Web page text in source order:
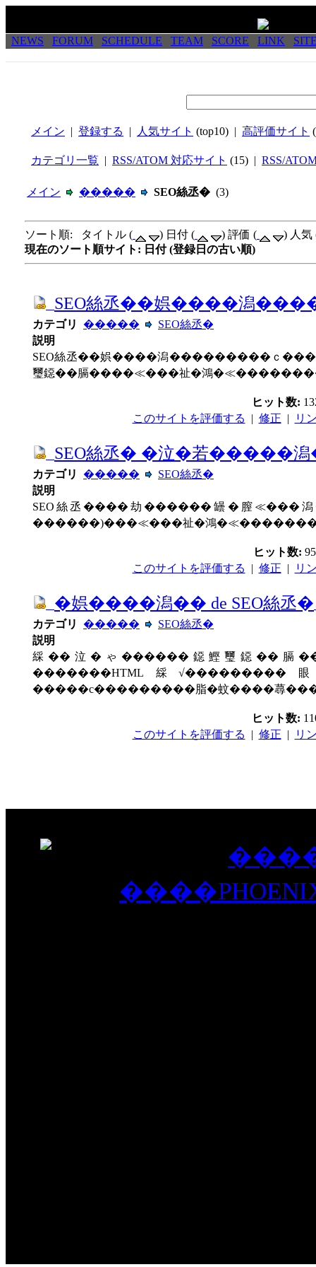
NEWS FORUM SCHEDULE TEAM SCORE LINK
メイン | 登録する | 人気サイト (top10) | 高評価サイト
カテゴリ一覧 | RSS/ATOM 対応サイト (15) | RSS/
メイン ����� SEO絲丞� (3)
ソート順: タイトル ( ) 日付 ( ) 評価 (
) 人気
現在のソート順サイト: 日付 (登録日の古い順)
SEO絲丞��娯����潟
カテゴリ �����
SEO絲丞�
説明
SEO絲丞��娯����潟���������ｃ
璽鐚��膈����≪���祉�鴻
ヒット数:
このサイトを評価する | 修正 | リ
SEO絲丞� �泣�若�����
カテゴリ �����
SEO絲丞�
説明
SEO絲丞����劫������罎�膣≪���
������)���≪���祉�鴻
ヒット数:
このサイトを評価する | 修正 | リ
�娯����潟�� de SEO絲丞�
カテゴリ �����
SEO絲丞�
説明
綵��泣�ゃ������鐚鰹璽鐚��膈
�������HTML綵
�����с���������脂�蚊����蕁
ヒット数:
このサイトを評価する | 修正 | リ